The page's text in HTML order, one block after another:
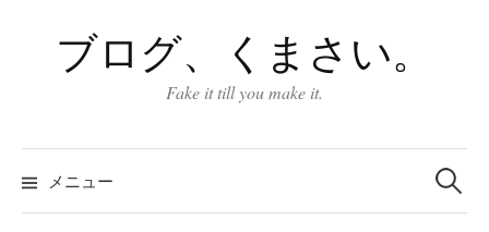
ス
キ
ブログ、くまさい。
Fake it till you make it.
メニュー
検
索: